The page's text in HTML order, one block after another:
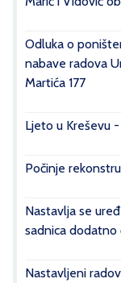
Odluka o
nabave radova
Martića 177
Ljeto u Kreševu
Počinje
Nastavlja se
sadnica dodatno
Nastavljeni